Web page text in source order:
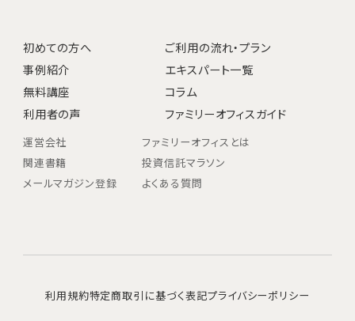
初めての方へ
ご利用の流れ・プラン
事例紹介
エキスパート一覧
無料講座
コラム
利用者の声
ファミリーオフィスガイド
運営会社
ファミリーオフィスとは
関連書籍
投資信託マラソン
メールマガジン登録
よくある質問
利用規約特定商取引に基づく表記プライバシーポリシー